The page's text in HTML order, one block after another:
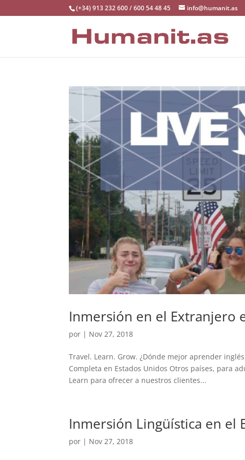
(+34) 913 232 600 / 600 54 48 45 info@humanit.as
Inmersión en el Extranjero
por | Nov 27, 2018
Travel. Learn. Grow. ¿Dónde mejor aprender
Completa en Estados Unidos Otros países, para
Learn para ofrecer a nuestros clientes...
Inmersión Lingüística en el
por | Nov 27, 2018